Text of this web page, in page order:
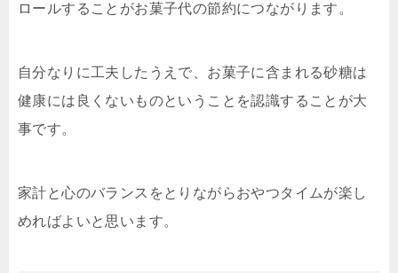
ロールすることがお菓子代の節約につながります。
自分なりに工夫したうえで、お菓子に含まれる砂糖は
健康には良くないものということを認識することが大
事です。
家計と心のバランスをとりながらおやつタイムが楽し
めればよいと思います。